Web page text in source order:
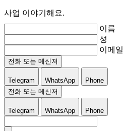
사업 이야기해요.
이름
성
이메일
전화 또는 메신저
Telegram WhatsApp
Phone
전화 또는 메신저
Telegram WhatsApp Phone